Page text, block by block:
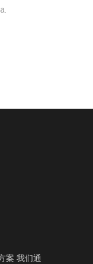
案 我们通